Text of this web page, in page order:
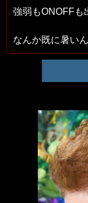
強弱もONOFFも
なんか既に暑い